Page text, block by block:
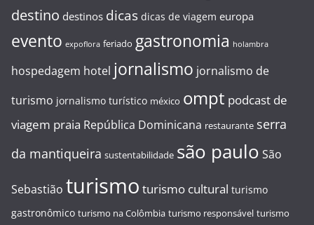
destino destinos dicas dicas de viagem europa
evento expoflora feriado gastronomia holambra
hospedagem hotel jornalismo jornalismo de
turismo jornalismo turístico méxico ompt podcast de
viagem praia República Dominicana restaurante serra
da mantiqueira sustentabilidade são paulo São
Sebastião turismo turismo cultural turismo
gastronômico turismo na Colômbia turismo responsável turismo